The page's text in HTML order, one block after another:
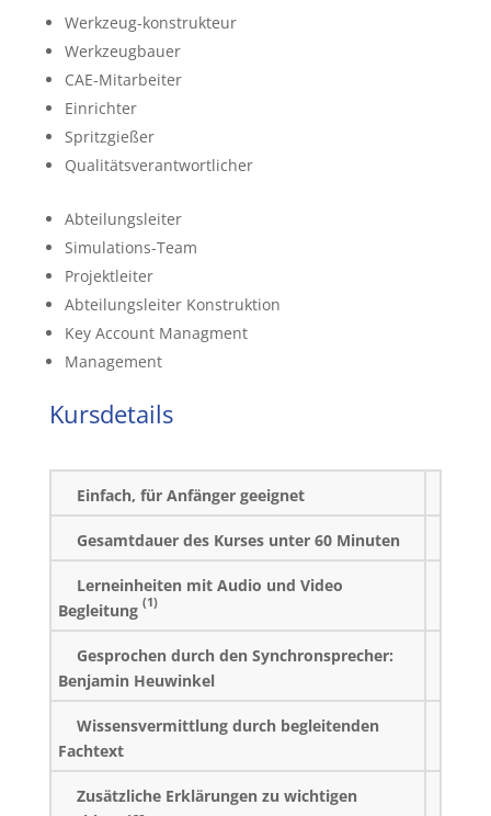
Werkzeug-konstrukteur
Werkzeugbauer
CAE-Mitarbeiter
Einrichter
Spritzgießer
Qualitätsverantwortlicher
Abteilungsleiter
Simulations-Team
Projektleiter
Abteilungsleiter Konstruktion
Key Account Managment
Management
Kursdetails
Einfach, für Anfänger geeignet
Gesamtdauer des Kurses unter 60 Minuten
Lerneinheiten mit Audio und Video
Begleitung (1)
Gesprochen durch den Synchronsprecher:
Benjamin Heuwinkel
Wissensvermittlung durch begleitenden
Fachtext
Zusätzliche Erklärungen zu wichtigen